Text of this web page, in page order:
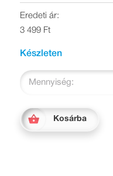
Eredeti ár:
3 499 Ft
Készleten
Mennyiség:
Kosárba